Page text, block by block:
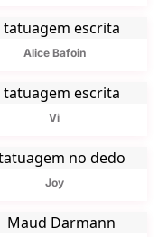
Alice Bafoin
Vi
Joy